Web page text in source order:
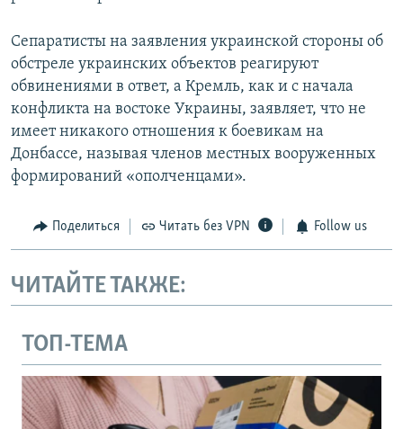
Сепаратисты на заявления украинской стороны об
обстреле украинских объектов реагируют
обвинениями в ответ, а Кремль, как и с начала
конфликта на востоке Украины, заявляет, что не
имеет никакого отношения к боевикам на
Донбассе, называя членов местных вооруженных
формирований «ополченцами».
Поделиться Читать без VPN Follow us
ЧИТАЙТЕ ТАКЖЕ:
ТОП-ТЕМА